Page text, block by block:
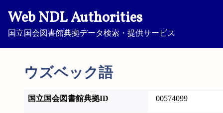
Web NDL Authorities
国立国会図書館典拠データ検索・提供サービス
ウズベック語
国立国会図書館典拠ID 00574099